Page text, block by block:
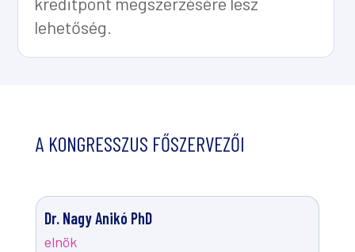
lehetőség.
A KONGRESSZUS FŐSZERVEZŐI
Dr. Nagy Anikó PhD
elnök